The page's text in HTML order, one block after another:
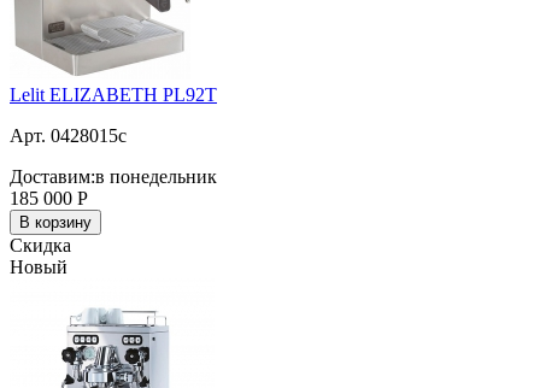
Lelit ELIZABETH PL92T
Арт. 0428015c
Доставим:в понедельник
185 000 Р
В корзину
Скидка
Новый